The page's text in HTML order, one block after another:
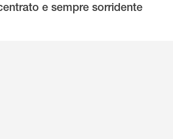
e sempre sorridente